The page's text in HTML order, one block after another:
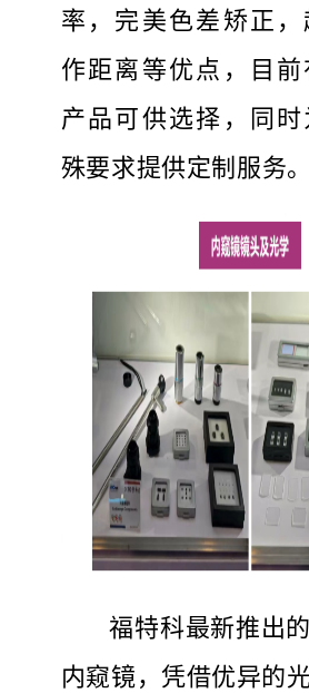
率，完美色差矫正
作距离等优点，目
产品可供选择，同
殊要求提供定制服务。
福特科最新推出
内窥镜，凭借优异的